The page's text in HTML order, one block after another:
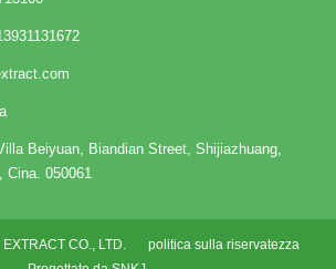
Beiyuan, Biandian Street, Shijiazhuang,
Cina. 050061
CO., LTD.
politica sulla riservatezza